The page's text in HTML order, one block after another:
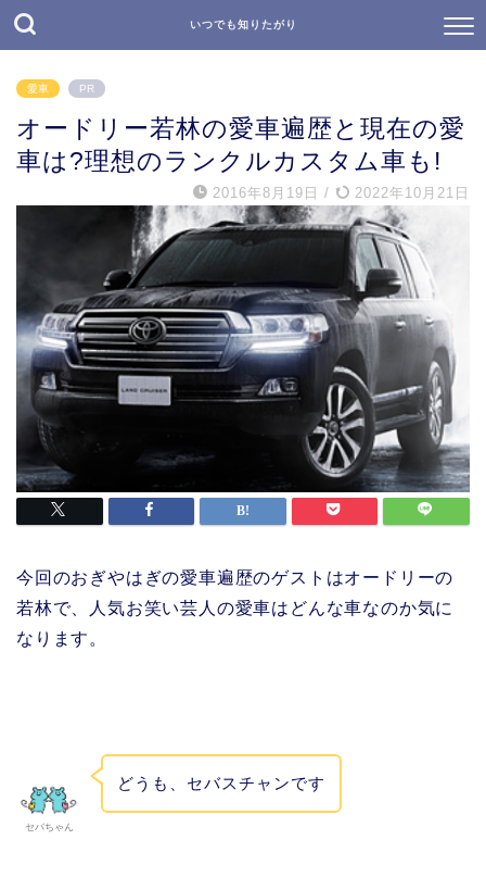
いつでも知りたがり
愛車 PR
オードリー若林の愛車遍歴と現在の愛
車は?理想のランクルカスタム車も!
2016年8月19日 / 2022年10月21日
今回のおぎやはぎの愛車遍歴のゲストはオードリーの
若林で、人気お笑い芸人の愛車はどんな車なのか気に
なります。
セバちゃん
どうも、セバスチャンです